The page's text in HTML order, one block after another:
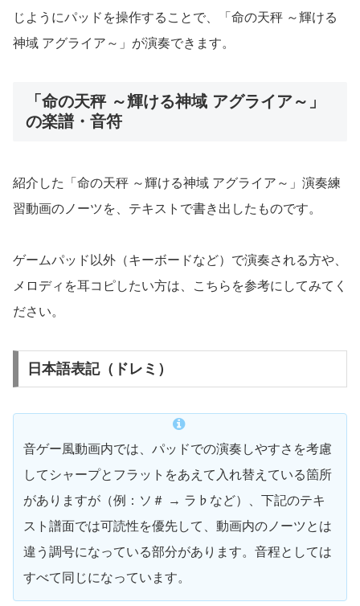
じようにパッドを操作することで、「命の天秤 ～輝ける
神域 アグライア～」が演奏できます。
「命の天秤 ～輝ける神域 アグライア～」
の楽譜・音符
紹介した「命の天秤 ～輝ける神域 アグライア～」演奏練
習動画のノーツを、テキストで書き出したものです。
ゲームパッド以外（キーボードなど）で演奏される方や、
メロディを耳コピしたい方は、こちらを参考にしてみてく
ださい。
日本語表記（ドレミ）
音ゲー風動画内では、パッドでの演奏しやすさを考慮
してシャープとフラットをあえて入れ替えている箇所
がありますが（例：ソ＃ → ラ♭など）、下記のテキ
スト譜面では可読性を優先して、動画内のノーツとは
違う調号になっている部分があります。音程としては
すべて同じになっています。